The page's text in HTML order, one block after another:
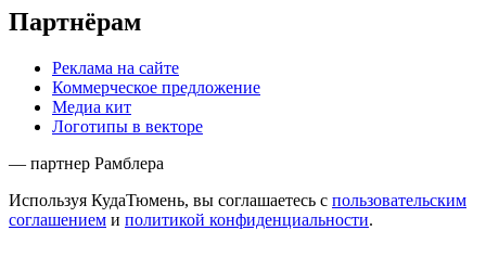
Партнёрам
Реклама на сайте
Коммерческое предложение
Медиа кит
Логотипы в векторе
— партнер Рамблера
Используя КудаТюмень, вы соглашаетесь с пользовательским
соглашением и политикой конфиденциальности.